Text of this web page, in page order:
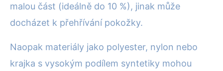
malou část (ideálně do 10 %), jinak může
docházet k přehřívání pokožky.
Naopak materiály jako polyester, nylon nebo
krajka s vysokým podílem syntetiky mohou